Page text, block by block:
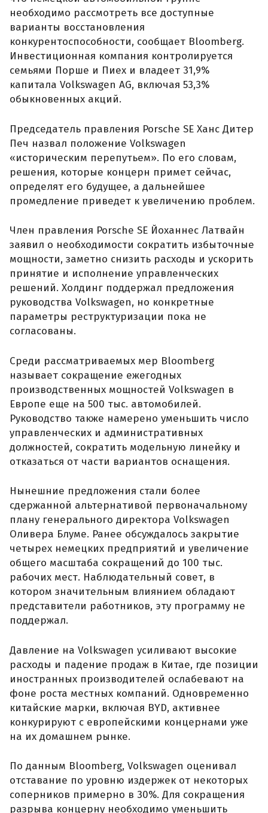
необходимо рассмотреть все доступные
варианты восстановления
конкурентоспособности, сообщает Bloomberg.
Инвестиционная компания контролируется
семьями Порше и Пиех и владеет 31,9%
капитала Volkswagen AG, включая 53,3%
обыкновенных акций.
Председатель правления Porsche SE Ханс Дитер
Печ назвал положение Volkswagen
«историческим перепутьем». По его словам,
решения, которые концерн примет сейчас,
определят его будущее, а дальнейшее
промедление приведет к увеличению проблем.
Член правления Porsche SE Йоханнес Латвайн
заявил о необходимости сократить избыточные
мощности, заметно снизить расходы и ускорить
принятие и исполнение управленческих
решений. Холдинг поддержал предложения
руководства Volkswagen, но конкретные
параметры реструктуризации пока не
согласованы.
Среди рассматриваемых мер Bloomberg
называет сокращение ежегодных
производственных мощностей Volkswagen в
Европе еще на 500 тыс. автомобилей.
Руководство также намерено уменьшить число
управленческих и административных
должностей, сократить модельную линейку и
отказаться от части вариантов оснащения.
Нынешние предложения стали более
сдержанной альтернативой первоначальному
плану генерального директора Volkswagen
Оливера Блуме. Ранее обсуждалось закрытие
четырех немецких предприятий и увеличение
общего масштаба сокращений до 100 тыс.
рабочих мест. Наблюдательный совет, в
котором значительным влиянием обладают
представители работников, эту программу не
поддержал.
Давление на Volkswagen усиливают высокие
расходы и падение продаж в Китае, где позиции
иностранных производителей ослабевают на
фоне роста местных компаний. Одновременно
китайские марки, включая BYD, активнее
конкурируют с европейскими концернами уже
на их домашнем рынке.
По данным Bloomberg, Volkswagen оценивал
отставание по уровню издержек от некоторых
соперников примерно в 30%. Для сокращения
разрыва концерну необходимо уменьшить